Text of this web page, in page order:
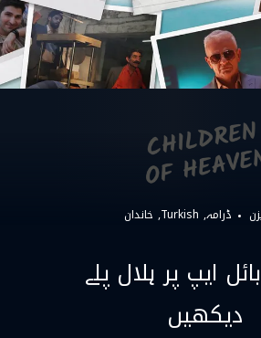
ڈرامہ Turkish خاندان
ایپ پر ہلال پلے
دیکھیں